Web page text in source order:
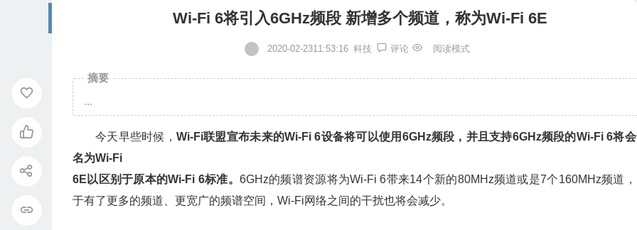
Wi-Fi 6将引入6GHz频段 新增多个频道，称为Wi-Fi 6E
2020-02-2311:53:16 科技 评论 阅读模式
摘要
...
今天早些时候， Wi-Fi联盟宣布未来的Wi-Fi 6设备将可以使用 6GHz频段，并且支持6GHz频段的Wi-Fi 6将
名为Wi-Fi
6E 以区别于原本的Wi-Fi 6标准。 6GHz的频谱资源将为Wi-Fi 6带来14个新的80MHz频道或是7个160MHz频道
于有了更多的频道、更宽广的频谱空间， Wi-Fi网络之间的干扰也将会减少。